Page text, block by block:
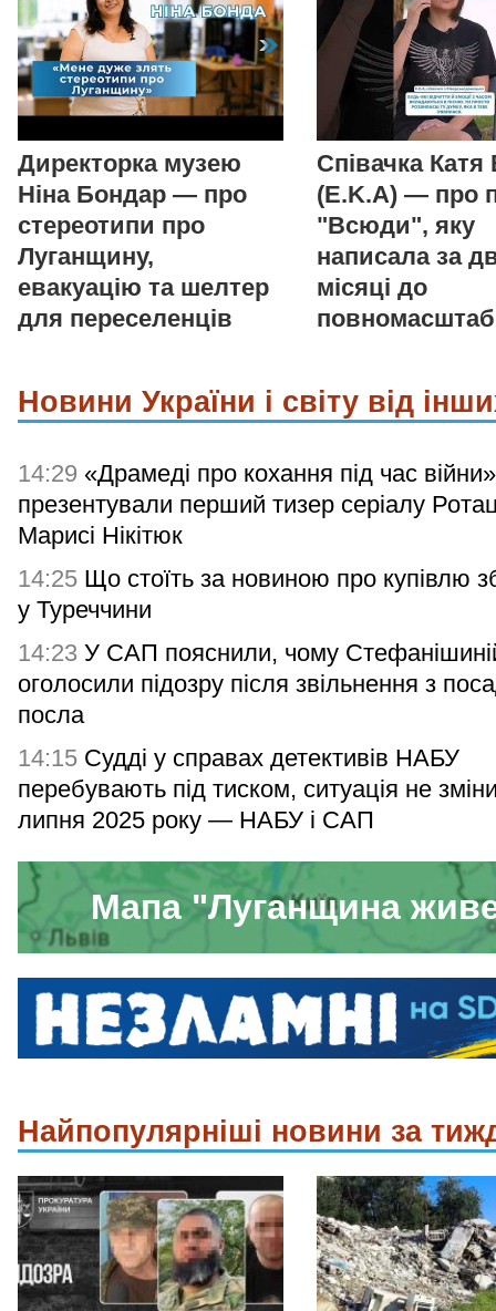
Директорка музею
Ніна Бондар — про
стереотипи про
Луганщину,
евакуацію та шелтер
для переселенців
Співачка Катя
(E.K.A) — про
"Всюди", яку
написала за
місяці до
Новини України і світу від
14:29 «Драмеді про кохання під час
презентували перший тизер серіалу
Марисі Нікітюк
14:25 Що стоїть за новиною про купівлю
у Туреччини
14:23 У САП пояснили, чому
оголосили підозру після звільнення з
посла
14:15 Судді у справах детективів НАБУ
перебувають під тиском, ситуація не
липня 2025 року — НАБУ і САП
Мапа "Луганщина
Найпопулярніші новини за